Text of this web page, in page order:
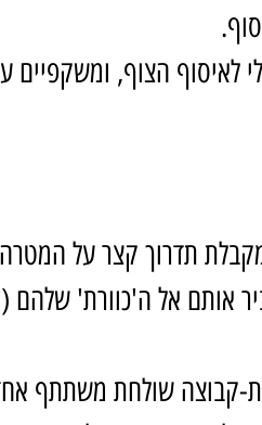
לאיסוף הצוף, ומשקפיים
תדרוך קצר על
אותם אל ה'כוורת' שלהם
קבוצה שולחת משתתף